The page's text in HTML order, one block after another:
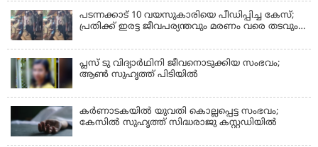
പടന്നക്കാട് 10 വയസുകാരിയെ പീഡിപ്പിച്ച കേസ്;
പ്രതിക്ക് ഇരട്ട ജീവപര്യന്തവും മരണം വരെ തടവും
പ്ലസ് ടു വിദ്യാര്‍ഥിനി ജീവനൊടുക്കിയ സംഭവം;
ആണ്‍ സുഹൃത്ത് പിടിയില്‍
കര്‍ണാടകയില്‍ യുവതി കൊല്ലപ്പെട്ട സംഭവം;
കേസില്‍ സുഹൃത്ത് സിദ്ധരാജു കസ്റ്റഡിയില്‍